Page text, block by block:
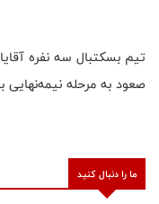
صعود به مرحله نیمه‌نهایی
ما را دنبال کنید